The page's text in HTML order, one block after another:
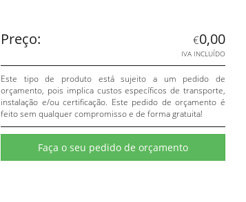
Preço: €0,00
IVA INCLUÍDO
Este tipo de produto está sujeito a um pedido de
orçamento, pois implica custos específicos de transporte,
instalação e/ou certificação. Este pedido de orçamento é
feito sem qualquer compromisso e de forma gratuita!
Faça o seu pedido de orçamento